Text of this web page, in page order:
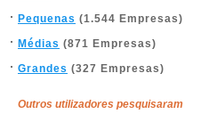
Pequenas (1.544 Empresas)
Médias (871 Empresas)
Grandes (327 Empresas)
Outros utilizadores pesquisaram